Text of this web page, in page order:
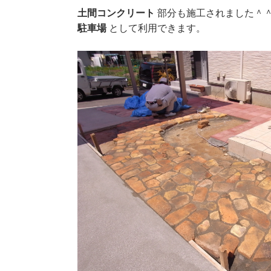
土間コンクリート部分も施工されました＾
駐車場 として利用できます。